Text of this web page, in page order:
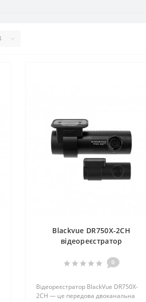
Blackvue DR750X-2CH
відеореєстратор
0
Відеореєстратор BlackVue DR750X-
2CH — це передова двоканальна